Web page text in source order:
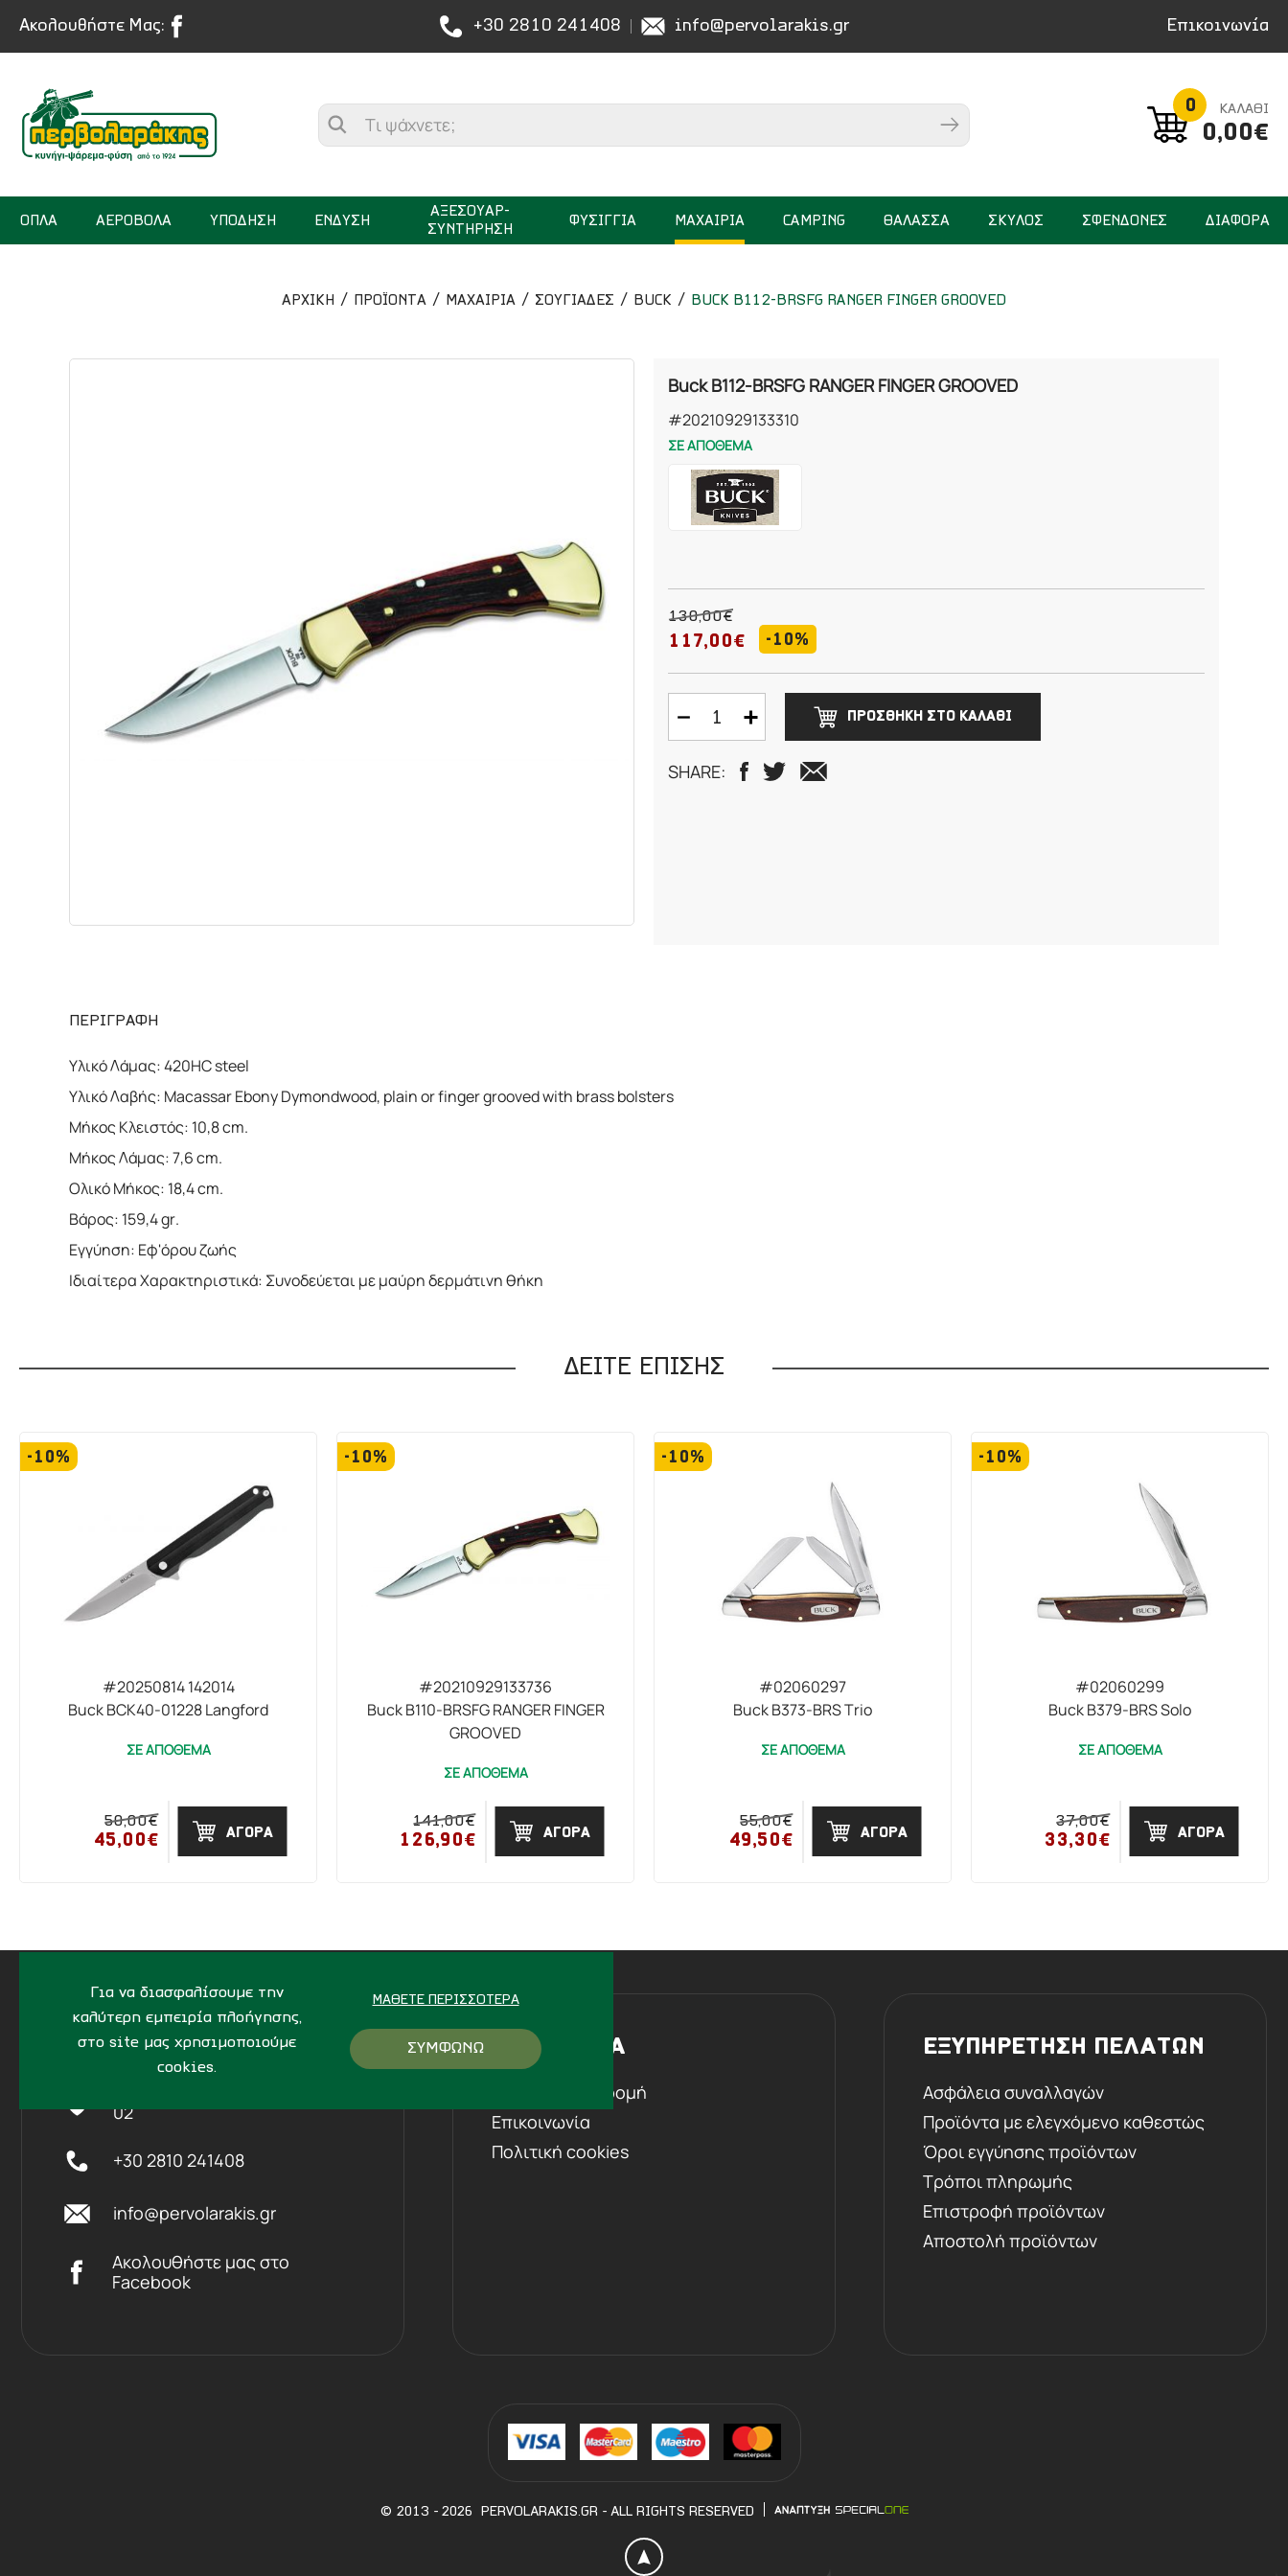
Ακολουθήστε Μας: +30 2810 241408 info@pervolarakis.gr Επικοινωνία
0 ΚΑΛΑΘΙ
0,00€
ΟΠΛΑ ΑΕΡΟΒΟΛΑ ΥΠΟΔΗΣΗ ΕΝΔΥΣΗ
ΑΞΕΣΟΥΑΡ-
ΣΥΝΤΗΡΗΣΗ
ΦΥΣΙΓΓΙΑ ΜΑΧΑΙΡΙΑ CAMPING ΘΑΛΑΣΣΑ ΣΚΥΛΟΣ ΣΦΕΝΔΟΝΕΣ ΔΙΑΦΟΡΑ
Για να διασφαλίσουμε την
καλύτερη εμπειρία πλοήγησης,
στο site μας χρησιμοποιούμε
cookies.
ΜΆΘΕΤΕ ΠΕΡΙΣΣΌΤΕΡΑ
ΣΥΜΦΩΝΩ
ΑΡΧΙΚΉ ΠΡΟΪΟΝΤΑ ΜΑΧΑΙΡΙΑ ΣΟΥΓΙΑΔΕΣ BUCK BUCK B112-BRSFG RANGER FINGER GROOVED
Buck B112-BRSFG RANGER FINGER GROOVED
#20210929133310
ΣΕ ΑΠΟΘΕΜΑ
130,00€
117,00€ -10%
ΠΡΟΣΘΗΚΗ ΣΤΟ ΚΑΛΑΘΙ
SHARE:
ΠΕΡΙΓΡΑΦΗ
Υλικό Λάμας: 420HC steel
Υλικό Λαβής: Macassar Ebony Dymondwood, plain or finger grooved with brass bolsters
Μήκος Κλειστός: 10,8 cm.
Μήκος Λάμας: 7,6 cm.
Ολικό Μήκος: 18,4 cm.
Βάρος: 159,4 gr.
Εγγύηση: Εφ'όρου ζωής
Ιδιαίτερα Χαρακτηριστικά: Συνοδεύεται με μαύρη δερμάτινη θήκη
ΔΕΙΤΕ ΕΠΙΣΗΣ
#20250814 142014
Buck BCK40-01228 Langford
ΣΕ ΑΠΟΘΕΜΑ
50,00€
45,00€ ΑΓΟΡΑ
-10%
#20210929133736
Buck B110-BRSFG RANGER FINGER
GROOVED
ΣΕ ΑΠΟΘΕΜΑ
141,00€
126,90€ ΑΓΟΡΑ
-10%
#02060297
Buck B373-BRS Trio
ΣΕ ΑΠΟΘΕΜΑ
55,00€
49,50€ ΑΓΟΡΑ
-10%
#02060299
Buck B379-BRS Solo
ΣΕ ΑΠΟΘΕΜΑ
37,00€
33,30€ ΑΓΟΡΑ
-10%
ΔΙΕΥΘΥΝΣΗ
02
+30 2810 241408
info@pervolarakis.gr
Ακολουθήστε μας στο
Facebook
Η ΕΤΑΙΡΕΙΑ
Ιστορική αναδρομή
Επικοινωνία
Πολιτική cookies
ΕΞΥΠΗΡΕΤΗΣΗ ΠΕΛΑΤΩΝ
Ασφάλεια συναλλαγών
Προϊόντα με ελεγχόμενο καθεστώς
Όροι εγγύησης προϊόντων
Τρόποι πληρωμής
Επιστροφή προϊόντων
Αποστολή προϊόντων
© 2013 - 2026 PERVOLARAKIS.GR - ALL RIGHTS RESERVED